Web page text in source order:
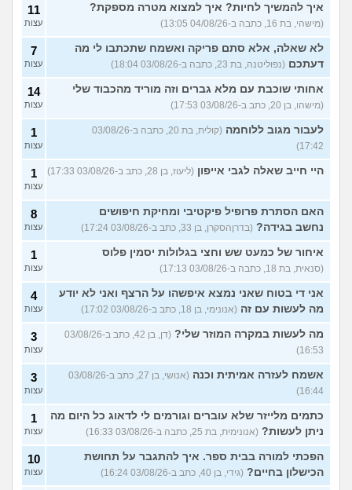
איך להמשיך לחיות? איך למצוא מטרה מספקת?
(מישהי, בת 16, כתבה ב-04/08/26 13:05)
11
עצות
לא שאלה, אלא סתם פריקה ואשמח שתכתבו לי מה
דעתכם (נפוליטנה, בת 23, כתבה ב-03/08/26 18:04)
7
עצות
אחותי שוכבת עם מלא גברים וזה מוריד מהכבוד שלי
(מישהו, בן 20, כתב ב-03/08/26 17:53)
14
עצות
לעבור מגוב ללוחמה
(קולית, בת 20, כתבה ב-03/08/26
17:42)
1
עצות
היי חייב שאלה לגבי אייפון (ליעוז, בן 28, כתב ב-03/08/26 17:33) 1
עצות
האם הסתרת פרופיל פיקטיבי ומחיקת חיפושים
נחשב בגידה? (בדרןהסקרן, בן 33, כתב ב-03/08/26 17:24)
8
עצות
איחור של כמעט שש וחצי בגלולות יסמין פלוס
(סנאית, בת 18, כתבה ב-03/08/26 17:13)
1
עצות
אני די בטוח שאני נמצא איפשהו על הרצף ואני לא יודע
מה לעשות עם זה (אנונימי, בן 18, כתב ב-03/08/26 17:02)
4
עצות
מה לעשות במקרה המוזר שלי?
(דן, בן 42, כתב ב-03/08/26
16:53)
3
עצות
אשמח לעזרה אמיתית וכנה
(אנושי, בן 27, כתב ב-03/08/26
16:44)
3
עצות
כתמים מלייזר שלא עוברים וגורמים לי לדאוג כל היום מה
ניתן לעשות? (אנונימית, בת 25, כתבה ב-03/08/26 16:33)
1
עצות
הפכתי למורה בבית ספר. איך להתגבר על תחושת
הכישלון בחיים? (גידי, בן 40, כתב ב-03/08/26 16:24)
10
עצות